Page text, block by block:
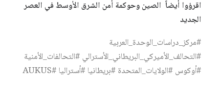
اقرؤوا أيضاً الصين وحوكمة أمن الشرق الأوسط في العصر
الجديد
#مركز_دراسات_الوحدة_العربية
#التحالف_الأميركي_البريطاني_الأسترالي #التحالفات_الأمنية
#أوكوس #الولايات_المتحدة #بريطانيا #أستراليا #AUKUS